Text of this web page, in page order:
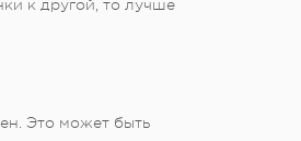
к другой, то лучше
Это может быть